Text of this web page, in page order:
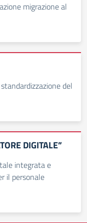
migrazione al
del
DIGITALE”
integrata e
il personale